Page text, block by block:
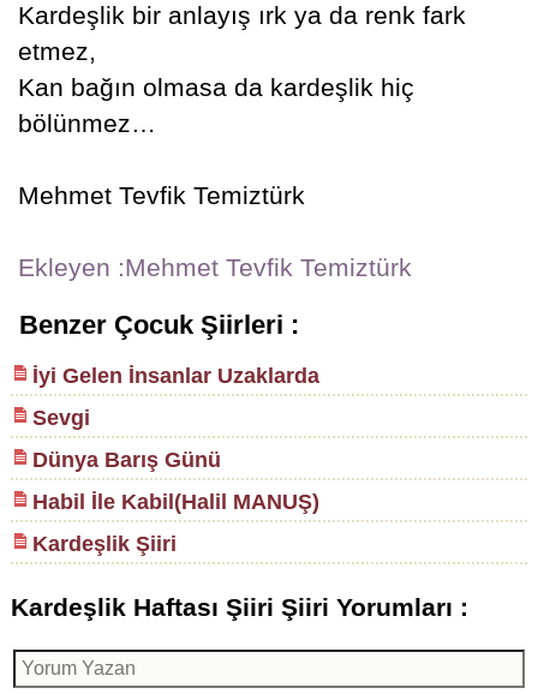
Kardeşlik bir anlayış ırk ya da renk fark
etmez,
Kan bağın olmasa da kardeşlik hiç
bölünmez…
Mehmet Tevfik Temiztürk
Ekleyen :Mehmet Tevfik Temiztürk
Benzer Çocuk Şiirleri :
İyi Gelen İnsanlar Uzaklarda
Sevgi
Dünya Barış Günü
Habil İle Kabil(Halil MANUŞ)
Kardeşlik Şiiri
Kardeşlik Haftası Şiiri Şiiri Yorumları :